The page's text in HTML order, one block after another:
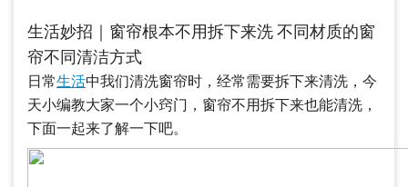
生活妙招｜窗帘根本不用拆下来洗 不同材质的窗
帘不同清洁方式
日常生活中我们清洗窗帘时，经常需要拆下来清洗，今
天小编教大家一个小窍门，窗帘不用拆下来也能清洗，
下面一起来了解一下吧。